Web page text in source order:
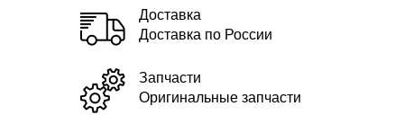
Доставка
Доставка по России
Запчасти
Оригинальные запчасти